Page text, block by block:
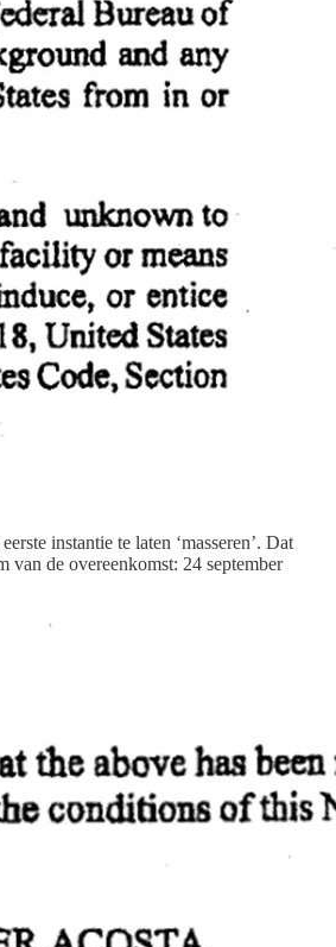
instantie te laten ‘masseren’. Dat
van de overeenkomst: 24 september